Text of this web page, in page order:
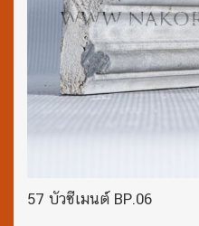
57 บัวซีเมนต์ BP.06